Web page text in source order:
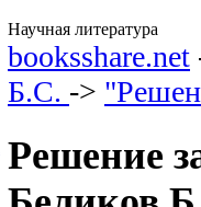
Научная литература
booksshare.net
Б.С. ->
Решение